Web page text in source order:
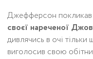
Джефферсон
своєї нареченої
дивлячись в очі
виголосив свою